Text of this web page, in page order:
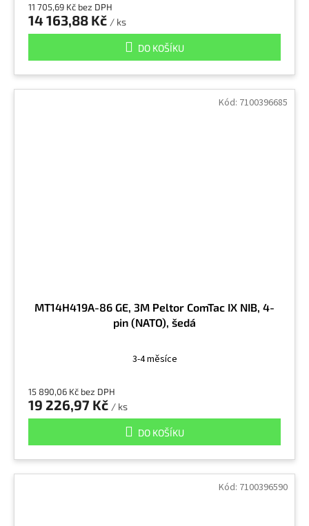
11 705,69 Kč bez DPH
14 163,88 Kč / ks
DO KOŠÍKU
MT14H419A-86 GE, 3M Peltor ComTac IX NIB, 4-
pin (NATO), šedá
3-4 měsíce
15 890,06 Kč bez DPH
19 226,97 Kč / ks
DO KOŠÍKU
Kód: 7100396685
Kód: 7100396590